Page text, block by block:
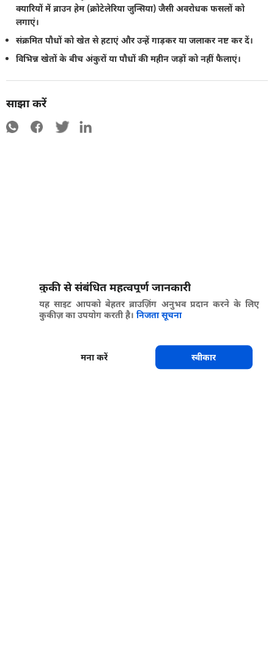
क्यारियों में ब्राउन हेम (क्रोटेलेरिया जुन्सिया) जैसी अवरोधक फसलों को
लगाएं।
संक्रमित पौधों को खेत से हटाएं और उन्हें गाड़कर या जलाकर नष्ट कर दें।
विभिन्न खेतों के बीच अंकुरों या पौधों की महीन जड़ों को नहीं फैलाएं।
साझा करें
कुकी से संबंधित महत्वपूर्ण जानकारी
यह साइट आपको बेहतर ब्राउज़िंग अनुभव प्रदान करने के लिए
कुकीज़ का उपयोग करती है। निजता सूचना
मना करें स्वीकार